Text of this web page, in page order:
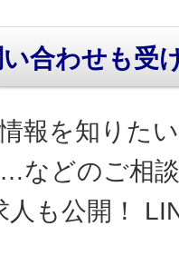
合わせも受
報を知りた
などのご相
人も公開！